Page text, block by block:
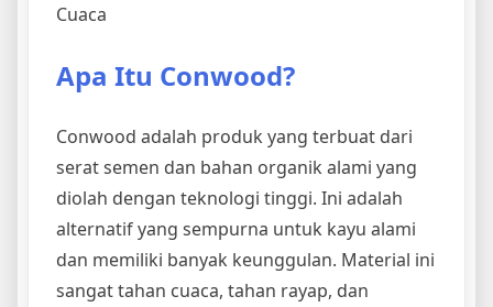
Cuaca
Apa Itu Conwood?
Conwood adalah produk yang terbuat dari
serat semen dan bahan organik alami yang
diolah dengan teknologi tinggi. Ini adalah
alternatif yang sempurna untuk kayu alami
dan memiliki banyak keunggulan. Material ini
sangat tahan cuaca, tahan rayap, dan